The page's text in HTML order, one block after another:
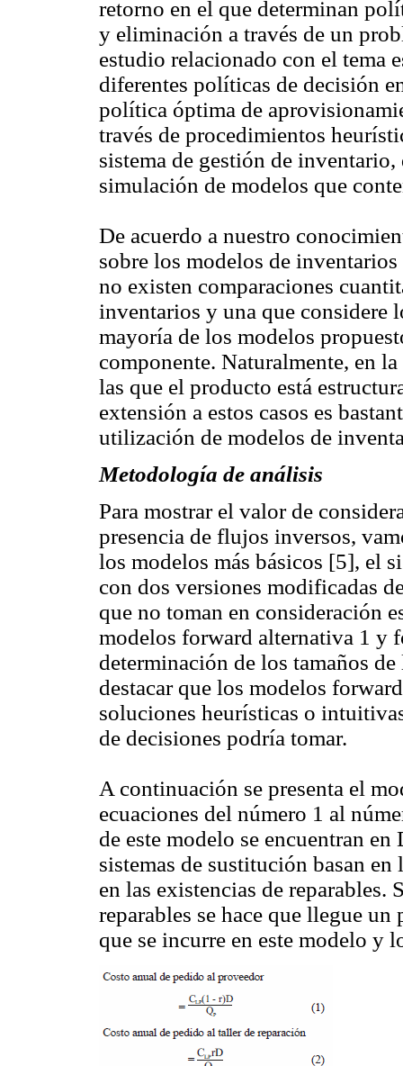
retorno en el que determinan
y eliminación a través de un
estudio relacionado con el tema
diferentes políticas de decisión
política óptima de
través de procedimientos
sistema de gestión de
simulación de modelos que
De acuerdo a nuestro
sobre los modelos de
no existen comparaciones
inventarios y una que considere
mayoría de los modelos
componente. Naturalmente, en
las que el producto está
extensión a estos casos es
utilización de modelos de
Metodología de análisis
Para mostrar el valor de
presencia de flujos inversos,
los modelos más básicos [5], el
con dos versiones modificadas
que no toman en consideración
modelos forward alternativa 1 y
determinación de los tamaños
destacar que los modelos
soluciones heurísticas o
de decisiones podría tomar.
A continuación se presenta el
ecuaciones del número 1 al
de este modelo se encuentran
sistemas de sustitución basan
en las existencias de reparables.
reparables se hace que llegue
que se incurre en este modelo y